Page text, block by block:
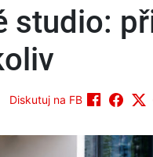
studio:
Diskutuj na FB